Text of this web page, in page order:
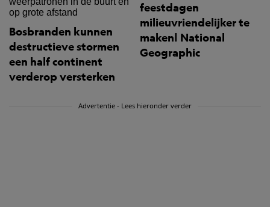
Bosbranden kunnen
destructieve stormen
een half continent
verderop versterken
feestdagen
milieuvriendelijker te
maken| National
Geographic
Advertentie - Lees hieronder verder